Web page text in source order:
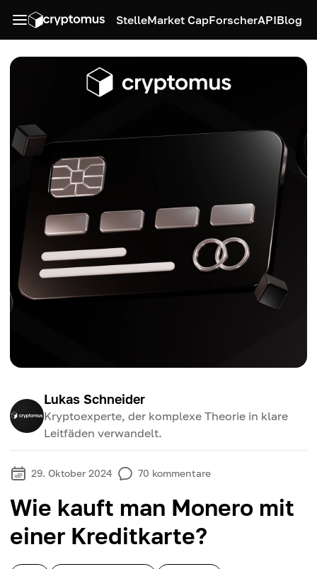
StelleMarket CapForscherAPIBlog
Lukas Schneider
Kryptoexperte, der komplexe Theorie in klare
Leitfäden verwandelt.
29. Oktober 2024 70 kommentare
Wie kauft man Monero mit
einer Kreditkarte?